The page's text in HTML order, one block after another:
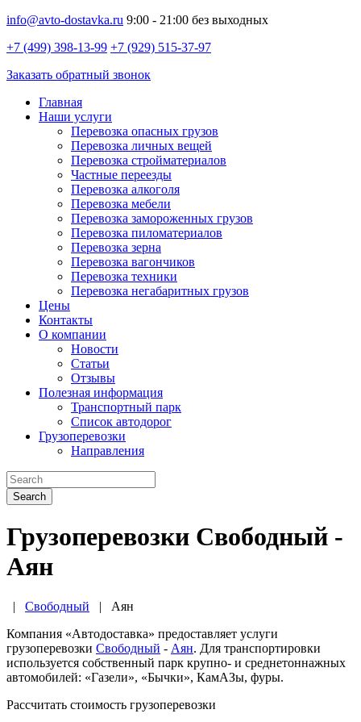
info@avto-dostavka.ru 9:00 - 21:00 без выходных
+7 (499) 398-13-99 +7 (929) 515-37-97
Заказать обратный звонок
Главная
Наши услуги
Перевозка опасных грузов
Перевозка личных вещей
Перевозка стройматериалов
Частные переезды
Перевозка алкоголя
Перевозка мебели
Перевозка замороженных грузов
Перевозка пиломатериалов
Перевозка зерна
Перевозка вагончиков
Перевозка техники
Перевозка негабаритных грузов
Цены
Контакты
О компании
Новости
Статьи
Отзывы
Полезная информация
Транспортный парк
Список автодорог
Грузоперевозки
Направления
Search
Грузоперевозки Свободный -
Аян
| Свободный | Аян
Компания «Автодоставка» предоставляет услуги
грузоперевозки Свободный - Аян. Для транспортировки
используется собственный парк крупно- и среднетоннажных
автомобилей: «Газели», «Бычки», КамАЗы, фуры.
Рассчитать стоимость грузоперевозки